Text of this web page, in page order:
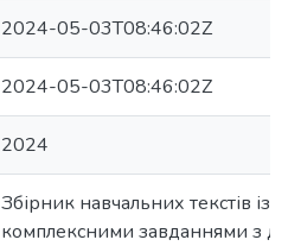
2024-05-03T08:46:02Z
2024-05-03T08:46:02Z
2024
Збірник навчальних текстів із
комплексними завданнями з